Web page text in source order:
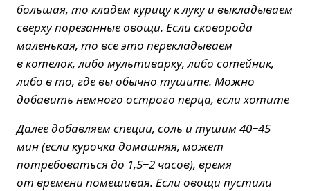
большая, то кладем курицу к луку и выкладываем
сверху порезанные овощи. Если сковорода
маленькая, то все это перекладываем
в котелок, либо мультиварку, либо сотейник,
либо в то, где вы обычно тушите. Можно
добавить немного острого перца, если хотите
Далее добавляем специи, соль и тушим 40−45
мин (если курочка домашняя, может
потребоваться до 1,5−2 часов), время
от времени помешивая. Если овощи пустили